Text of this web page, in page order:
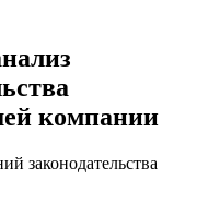
компании
законодательства